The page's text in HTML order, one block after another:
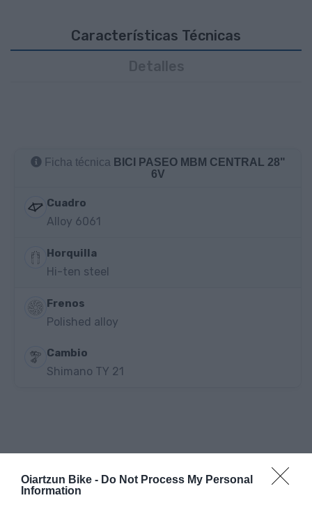
Oiartzun Bike - Do Not Process My Personal
Information
Características Técnicas
Ficha técnica BICI PASEO MBM CENTRAL 28"
6V
Cuadro
Alloy 6061
Horquilla
Hi-ten steel
Frenos
Polished alloy
Cambio
Shimano TY 21
PRODUCTOS MÁS VISTOS COMPRADOS JUNTOS